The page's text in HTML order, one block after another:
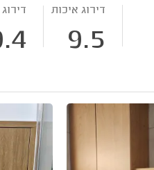
דירוג איכות
9.5